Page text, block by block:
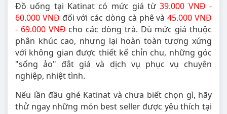
Đồ uống tại Katinat có mức giá từ39.000 VNĐ -
60.000 VNĐ đối với các dòng cà phê và45.000 VNĐ
- 69.000 VNĐ cho các dòng trà. Dù mức giá thuộc
phân khúc cao, nhưng lại hoàn toàn tương xứng
với không gian được thiết kế chỉn chu, những góc
"sống ảo" đắt giá và dịch vụ phục vụ chuyên
nghiệp, nhiệt tình.
Nếu lần đầu ghé Katinat và chưa biết chọn gì, hãy
thử ngay những món best seller được yêu thích tại